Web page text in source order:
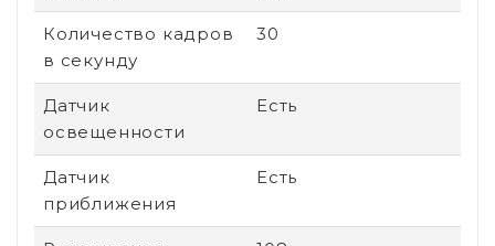
Количество кадров
в секунду
30
Датчик
освещенности
Есть
Датчик
приближения
Есть